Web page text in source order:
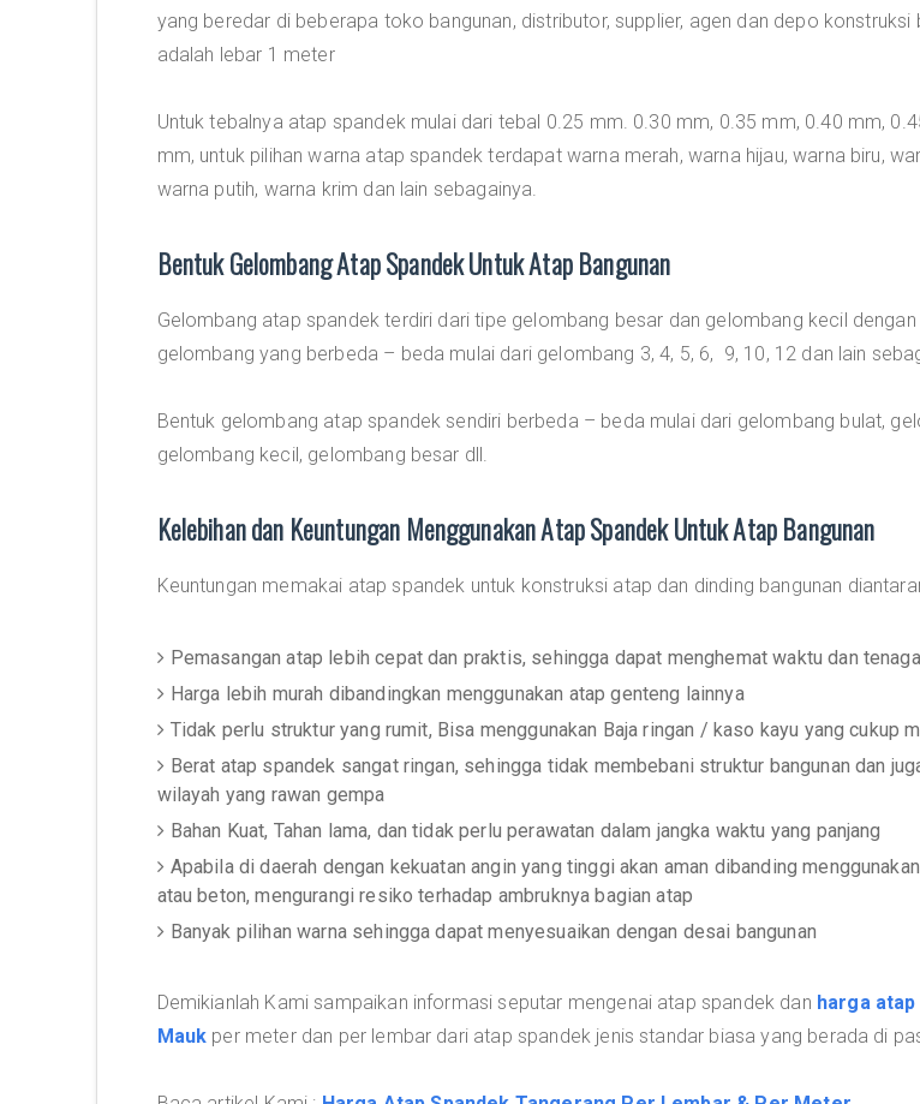
yang beredar di beberapa toko bangunan, distributor, supplier, agen dan depo konstruksi
adalah lebar 1 meter
Untuk tebalnya atap spandek mulai dari tebal 0.25 mm. 0.30 mm, 0.35 mm, 0.40 mm,
mm, untuk pilihan warna atap spandek terdapat warna merah, warna hijau, warna biru,
warna putih, warna krim dan lain sebagainya.
Bentuk Gelombang Atap Spandek Untuk Atap Bangunan
Gelombang atap spandek terdiri dari tipe gelombang besar dan gelombang kecil
gelombang yang berbeda – beda mulai dari gelombang 3, 4, 5, 6, 9, 10, 12 dan lain
Bentuk gelombang atap spandek sendiri berbeda – beda mulai dari gelombang bulat,
gelombang kecil, gelombang besar dll.
Kelebihan dan Keuntungan Menggunakan Atap Spandek Untuk Atap Bangunan
Keuntungan memakai atap spandek untuk konstruksi atap dan dinding bangunan
Pemasangan atap lebih cepat dan praktis, sehingga dapat menghemat waktu dan tenaga
Harga lebih murah dibandingkan menggunakan atap genteng lainnya
Tidak perlu struktur yang rumit, Bisa menggunakan Baja ringan / kaso kayu yang cukup
Berat atap spandek sangat ringan, sehingga tidak membebani struktur bangunan dan
wilayah yang rawan gempa
Bahan Kuat, Tahan lama, dan tidak perlu perawatan dalam jangka waktu yang panjang
Apabila di daerah dengan kekuatan angin yang tinggi akan aman dibanding
atau beton, mengurangi resiko terhadap ambruknya bagian atap
Banyak pilihan warna sehingga dapat menyesuaikan dengan desai bangunan
Demikianlah Kami sampaikan informasi seputar mengenai atap spandek dan harga
Mauk per meter dan per lembar dari atap spandek jenis standar biasa yang berada di